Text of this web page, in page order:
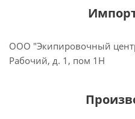
ООО "Экипировочный
Рабочий, д. 1, пом 1Н